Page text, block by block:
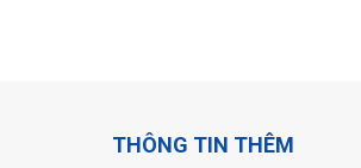
THÔNG TIN THÊM